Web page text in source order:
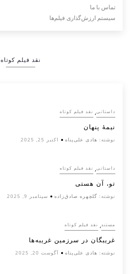
تماس با ما
سیستم ارزش‌گذاری فیلم‌ها
نقد فیلم کوتاه
داستانی, نقد فیلم کوتاه
نیمۀ پنهان
نوشته: هادی علی‌پناه اکتبر 25, 2025
داستانی, نقد فیلم کوتاه
تو، آن هستی
نوشته: گلچهره صادق‌زاده سپتامبر 9, 2025
مستند, نقد فیلم کوتاه
غریبگان در سرزمین غریبه‌ها
نوشته: هادی علی‌پناه آگوست 20, 2025